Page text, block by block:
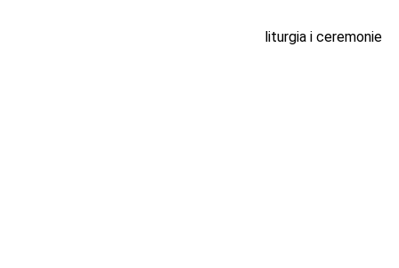
liturgia i ceremonie